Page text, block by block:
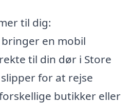
til dig:
en mobil
til din dør i Store
for at rejse
butikker eller